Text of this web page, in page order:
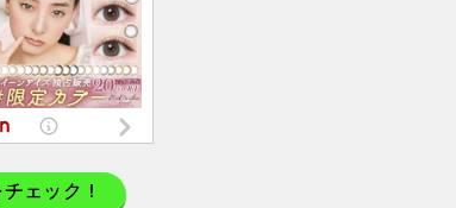
ェック！